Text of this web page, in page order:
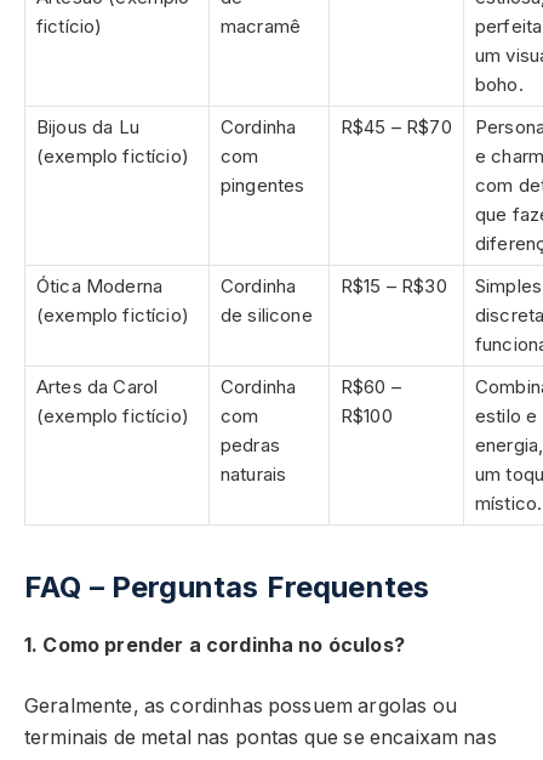
fictício)
macramê
um
boho.
Bijous da Lu
(exemplo fictício)
Cordinha
com
pingentes
R$45 – R$70
e
com
que
Ótica Moderna
(exemplo fictício)
Cordinha
de silicone
R$15 – R$30
Artes da Carol
(exemplo fictício)
Cordinha
com
pedras
naturais
R$60 –
R$100
estilo e
um
místico.
FAQ – Perguntas Frequentes
1. Como prender a cordinha no óculos?
Geralmente, as cordinhas possuem argolas ou
terminais de metal nas pontas que se encaixam nas